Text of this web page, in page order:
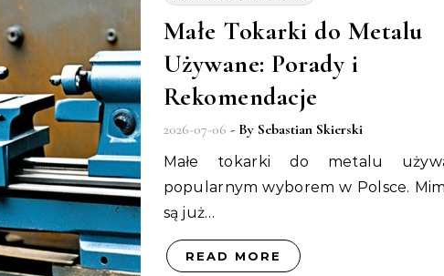
Małe Tokarki do Metalu
Używane: Porady i
Rekomendacje
2026-07-06 - By Sebastian Skierski
Małe tokarki do metalu używane są
popularnym wyborem w Polsce.
są już…
READ MORE